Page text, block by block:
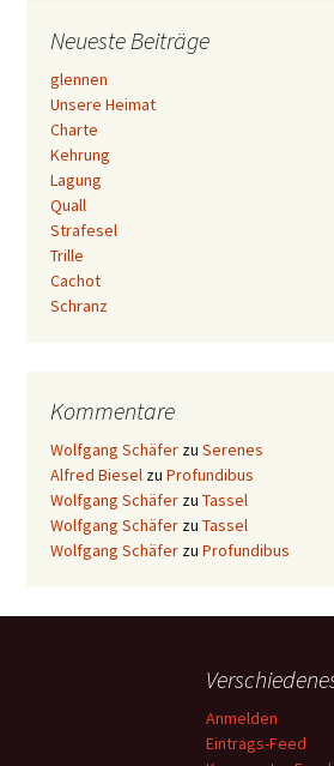
Neueste Beiträge
glennen
Unsere Heimat
Charte
Kehrung
Lagung
Quall
Strafesel
Trille
Cachot
Schranz
Kommentare
Wolfgang Schäfer zu Serenes
Alfred Biesel zu Profundibus
Wolfgang Schäfer zu Tassel
Wolfgang Schäfer zu Tassel
Wolfgang Schäfer zu Profundibus
Anmelden
Eintrags-Feed